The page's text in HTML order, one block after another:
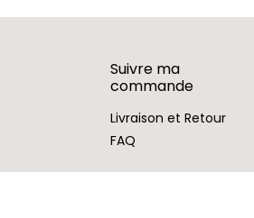
Suivre ma
commande
Livraison et Retour
FAQ